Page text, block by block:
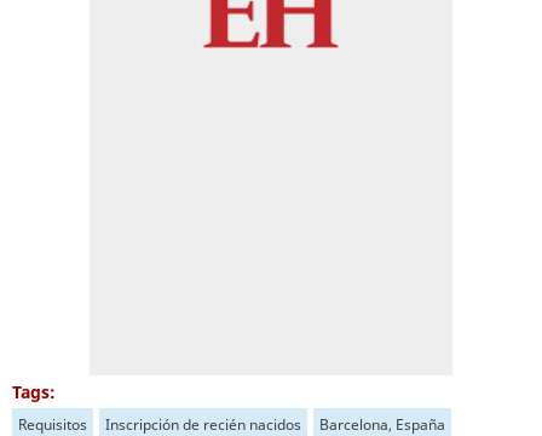
Tags:
Requisitos Inscripción de recién nacidos Barcelona, España